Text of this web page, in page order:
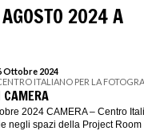
2024 A
Ottobre 2024
ITALIANO PER LA
CAMERA
2024 CAMERA – Centro
negli spazi della Project Room